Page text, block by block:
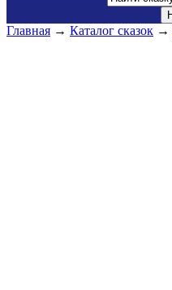
Главная → Каталог сказок →